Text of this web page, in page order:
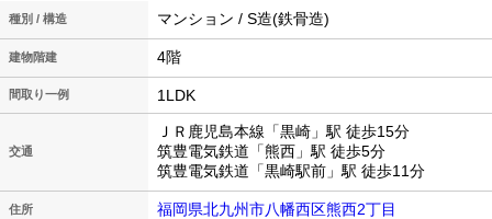
種別 / 構造 マンション / S造(鉄骨造)
建物階建 4階
間取り一例 1LDK
交通
ＪＲ鹿児島本線「黒崎」駅 徒歩15分
筑豊電気鉄道「熊西」駅 徒歩5分
筑豊電気鉄道「黒崎駅前」駅 徒歩11分
住所 福岡県北九州市八幡西区熊西2丁目